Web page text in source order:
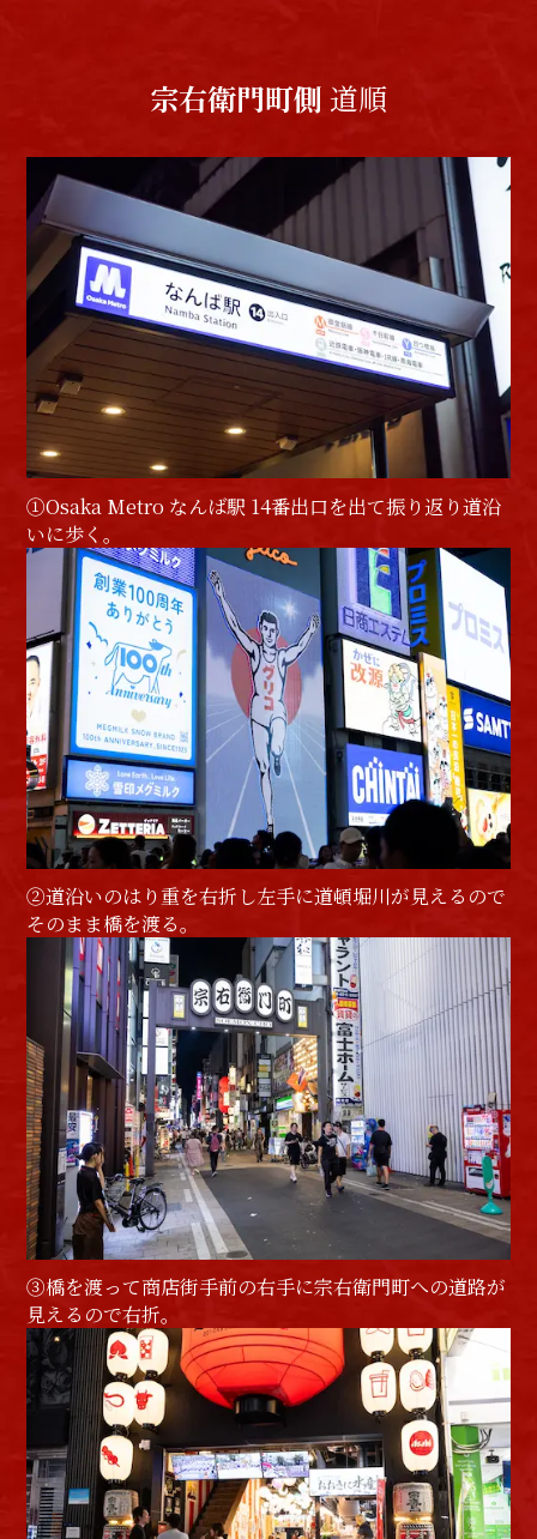
宗右衛門町側 道順
①Osaka Metro なんば駅 14番出口を出て振り返り道沿
いに歩く。
②道沿いのはり重を右折し左手に道頓堀川が見えるので
そのまま橋を渡る。
③橋を渡って商店街手前の右手に宗右衛門町への道路が
見えるので右折。